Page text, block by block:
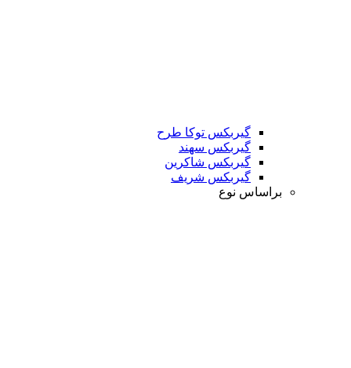
گیربکس توکا طرح
گیربکس سهند
گیربکس شاکرین
گیربکس شریف
براساس نوع